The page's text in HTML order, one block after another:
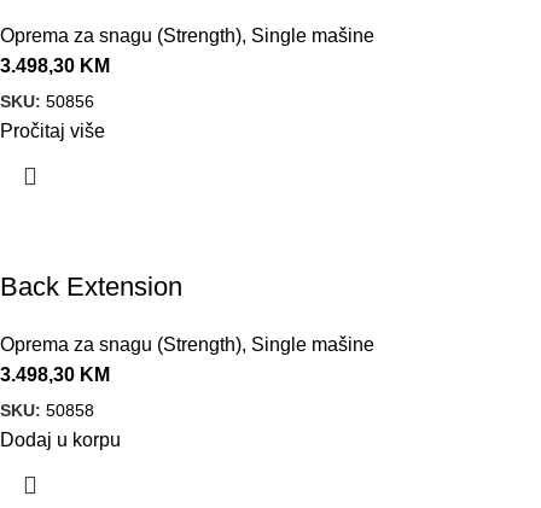
Oprema za snagu (Strength), Single mašine
3.498,30 KM
SKU: 50856
Pročitaj više
Back Extension
Oprema za snagu (Strength), Single mašine
3.498,30 KM
SKU: 50858
Dodaj u korpu